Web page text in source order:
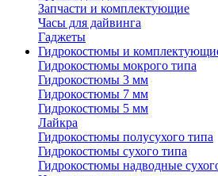
Запчасти и комплектующие
Часы для дайвинга
Гаджеты
Гидрокостюмы и
Гидрокостюмы мокрого типа
Гидрокостюмы 3 мм
Гидрокостюмы 7 мм
Гидрокостюмы 5 мм
Лайкра
Гидрокостюмы полусухого типа
Гидрокостюмы сухого типа
Гидрокостюмы надводные